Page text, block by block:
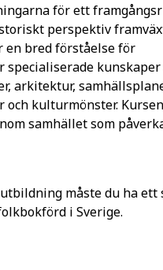
för ett
perspektiv
en bred förståelse för
kunskaper
arkitektur,
kulturmönster.
samhället som
måste du ha ett
i Sverige.